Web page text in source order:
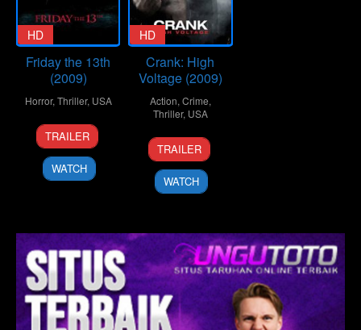
HD
Friday the 13th
(2009)
Horror, Thriller, USA
11
Feb
2009
Marcus
Nispel
TRAILER
WATCH
HD
Crank: High
Voltage (2009)
Action, Crime,
Thriller, USA
16
Apr
2009
Mark
Neveldine
TRAILER
WATCH